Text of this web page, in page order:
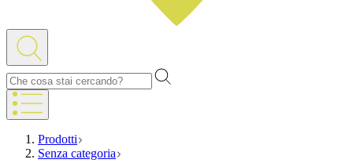
Prodotti
Senza categoria